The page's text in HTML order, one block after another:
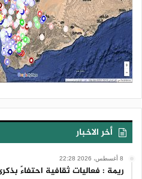
أخر الاخبار
8 أغسطس، 2026 22:28
ريمة : فعاليات ثقافية احتفاءً